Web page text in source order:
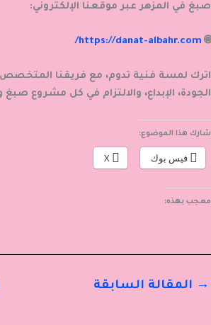
صبغ في المزهر عبر موقعنا الإلكتروني:
🌐
https://danat-albahr.com/
اترك لمسة فنية تدوم، مع فريقنا
الجودة، الإبداع، والالتزام في كل مشروع
شارك هذا الموضوع:
فيس بوك X
معجب بهذه:
→ المقالة السابقة